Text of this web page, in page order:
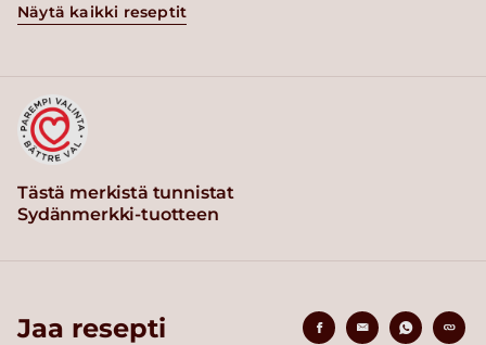
Näytä kaikki reseptit
Tästä merkistä tunnistat
Sydänmerkki-tuotteen
Jaa resepti